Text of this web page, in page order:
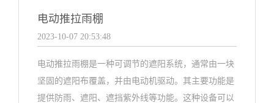
电动推拉雨棚
2023-10-07 20:53:48
电动推拉雨棚是一种可调节的遮阳系统，通常由一块
坚固的遮阳布覆盖，并由电动机驱动。其主要功能是
提供防雨、遮阳、遮挡紫外线等功能。这种设备可以